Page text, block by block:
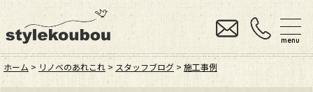
menu
ホーム > リノベのあれこれ > スタッフブログ > 施工事例